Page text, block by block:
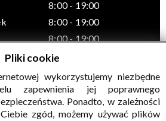
8:00 - 19:00
8:00 - 19:00
8:00 - 19:00
Gminny Ośrodek Kultury w
Sadownem
Pliki cookie
wykorzystujemy niezbędne
zapewnienia jej poprawnego
Ponadto, w zależności
zgód, możemy używać plików